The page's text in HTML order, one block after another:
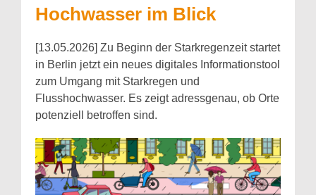
Hochwasser im Blick
[13.05.2026] Zu Beginn der Starkregenzeit startet
in Berlin jetzt ein neues digitales Informationstool
zum Umgang mit Starkregen und
Flusshochwasser. Es zeigt adressgenau, ob Orte
potenziell betroffen sind.